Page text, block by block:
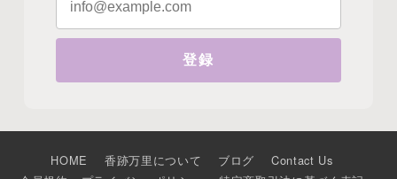
登録
HOME 香跡万里について ブログ
Contact Us